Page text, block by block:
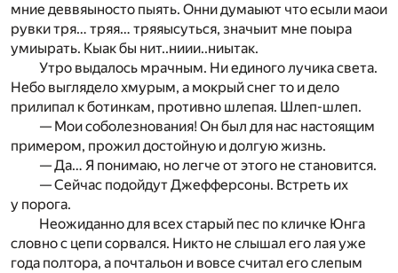
мние деввяыносто пыять. Онни думаыют что есыли маои
рувки тря… тряя… тряяысуться, значыит мне поыра
умиырать. Кыак бы нит..ниии..ниытак.
Утро выдалось мрачным. Ни единого лучика света.
Небо выглядело хмурым, а мокрый снег то и дело
прилипал к ботинкам, противно шлепая. Шлеп-шлеп.
— Мои соболезнования! Он был для нас настоящим
примером, прожил достойную и долгую жизнь.
— Да… Я понимаю, но легче от этого не становится.
— Сейчас подойдут Джефферсоны. Встреть их
у порога.
Неожиданно для всех старый пес по кличке Юнга
словно с цепи сорвался. Никто не слышал его лая уже
года полтора, а почтальон и вовсе считал его слепым